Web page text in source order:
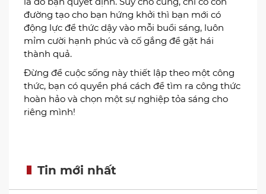
không phải là con đường duy nhất đi đến thành
công. Do vậy, các bạn có thể chọn học bất kỳ thứ
gì miên là nó mang lại cho bản thân sự hạnh
phúc và tài chính đủ để duy trì cuộc sống.
Con đường thành công không có dấu chân của
những kẻ lười biếng và mông lung. Chỉ khi bạn
xác định rõ mục tiêu thì mới có thể từng bước
phát triển nghề nghiệp. Năng lực của mỗi người
không giống nhau, vì thế bạn chọn học gì, làm gì
mỉm cười hạnh phúc và cố gắng để gặt hái